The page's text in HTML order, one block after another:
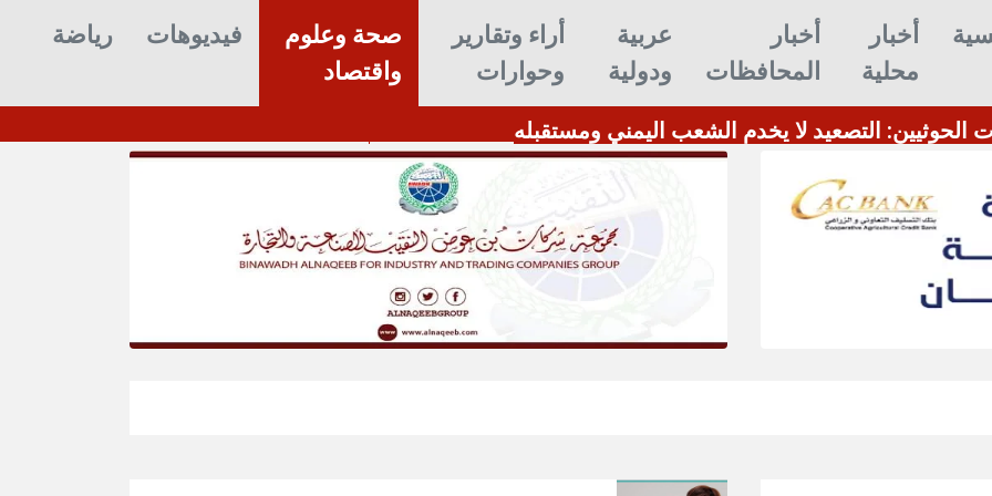
أخبار
محلية
أخبار
المحافظات
عربية
ودولية
أراء وتقارير
وحوارات
صحة وعلوم
واقتصاد
فيديوهات رياضة
الحوثيين: التصعيد لا يخدم الشعب اليمني ومستقبله